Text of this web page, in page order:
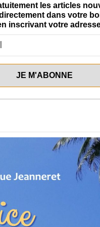
les articles
dans votre
inscrivant votre